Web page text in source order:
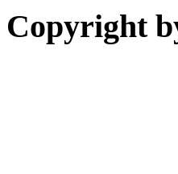
Copyright